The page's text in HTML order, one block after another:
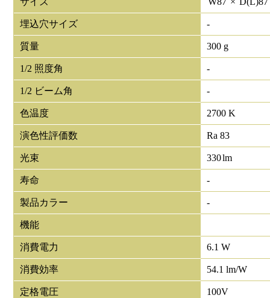
埋込穴サイズ -
質量 300 g
1/2 照度角 -
1/2 ビーム角 -
色温度 2700 K
演色性評価数 Ra 83
光束 330lm
寿命 -
製品カラー -
機能
消費電力 6.1 W
消費効率 54.1 lm/W
定格電圧 100V